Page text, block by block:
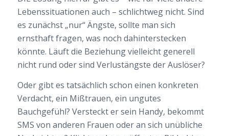
Lebenssituationen auch – schlichtweg nicht. Sind
es zunächst „nur“ Ängste, sollte man sich
ernsthaft fragen, was noch dahinterstecken
könnte. Läuft die Beziehung vielleicht generell
nicht rund oder sind Verlustängste der Auslöser?
Oder gibt es tatsächlich schon einen konkreten
Verdacht, ein Mißtrauen, ein ungutes
Bauchgefühl? Versteckt er sein Handy, bekommt
SMS von anderen Frauen oder an sich unübliche